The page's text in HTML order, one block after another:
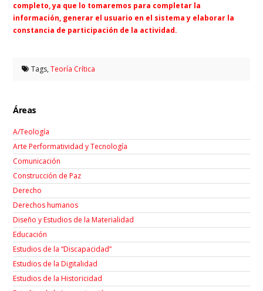
completo, ya que lo tomaremos para completar la
información, generar el usuario en el sistema y elaborar la
constancia de participación de la actividad.
Tags,Teoría Crítica
Áreas
A/Teología
Arte Performatividad y Tecnología
Comunicación
Construcción de Paz
Derecho
Derechos humanos
Diseño y Estudios de la Materialidad
Educación
Estudios de la “Discapacidad”
Estudios de la Digitalidad
Estudios de la Historicidad